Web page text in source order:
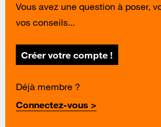
Vous avez une question à poser,
vos conseils...
Créer votre compte !
Déjà membre ?
Connectez-vous >